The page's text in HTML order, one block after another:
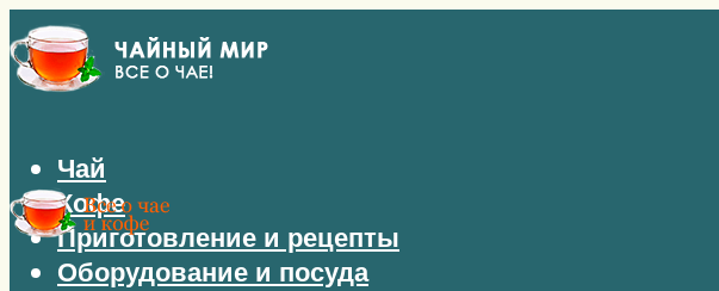
Чай
Кофе
Приготовление и рецепты
Оборудование и посуда